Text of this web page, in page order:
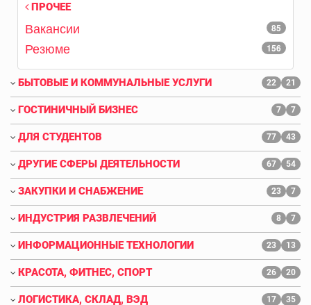
ПРОЧЕЕ
85
Вакансии
156
Резюме
БЫТОВЫЕ И КОММУНАЛЬНЫЕ УСЛУГИ 21
22
ГОСТИНИЧНЫЙ БИЗНЕС 7
7
ДЛЯ СТУДЕНТОВ 43
77
ДРУГИЕ СФЕРЫ ДЕЯТЕЛЬНОСТИ 54
67
ЗАКУПКИ И СНАБЖЕНИЕ 7
23
ИНДУСТРИЯ РАЗВЛЕЧЕНИЙ 7
8
ИНФОРМАЦИОННЫЕ ТЕХНОЛОГИИ 13
23
КРАСОТА, ФИТНЕС, СПОРТ 20
26
ЛОГИСТИКА, СКЛАД, ВЭД 35
17